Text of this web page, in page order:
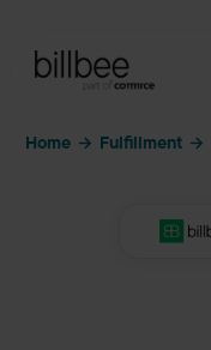
Home → Fulfillment →